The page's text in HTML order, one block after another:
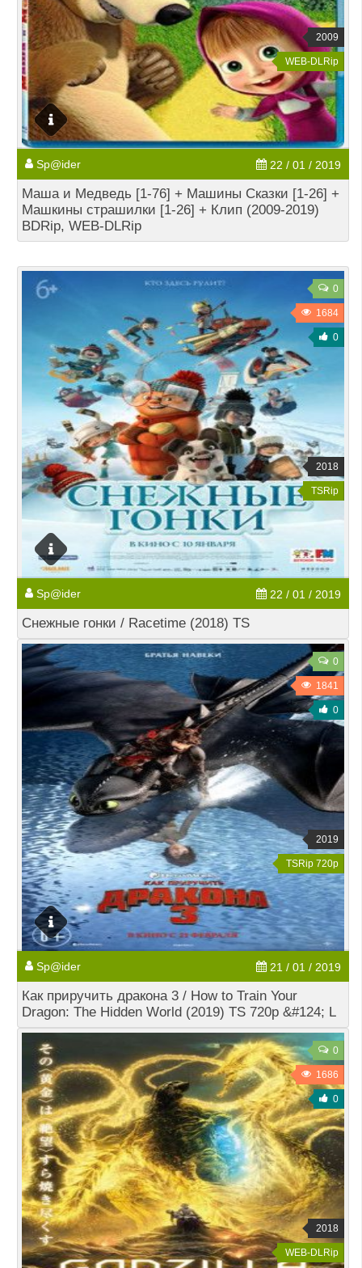
2009
WEB-DLRip
Sp@ider 22 / 01 / 2019
Маша и Медведь [1-76] + Машины Сказки [1-26] +
Машкины страшилки [1-26] + Клип (2009-2019)
BDRip, WEB-DLRip
0
1684
0
2018
TSRip
Sp@ider 22 / 01 / 2019
Снежные гонки / Racetime (2018) TS
0
1841
0
2019
TSRip 720p
Sp@ider 21 / 01 / 2019
Как приручить дракона 3 / How to Train Your
Dragon: The Hidden World (2019) TS 720p &#124; L
0
1686
0
2018
WEB-DLRip